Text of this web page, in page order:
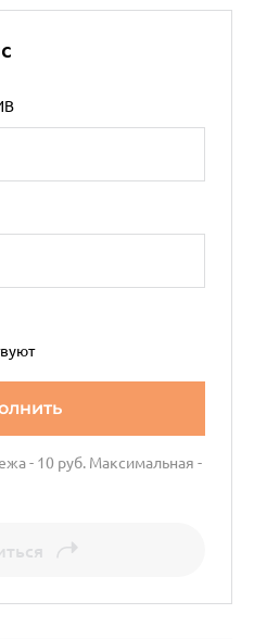
- 10 руб. Максимальная -